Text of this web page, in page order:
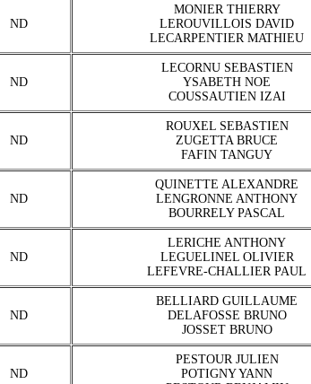
ND
MONIER THIERRY
LEROUVILLOIS DAVID
LECARPENTIER MATHIEU
ND
LECORNU SEBASTIEN
YSABETH NOE
COUSSAUTIEN IZAI
ND
ROUXEL SEBASTIEN
ZUGETTA BRUCE
FAFIN TANGUY
ND
QUINETTE ALEXANDRE
LENGRONNE ANTHONY
BOURRELY PASCAL
ND
LERICHE ANTHONY
LEGUELINEL OLIVIER
LEFEVRE-CHALLIER PAUL
ND
BELLIARD GUILLAUME
DELAFOSSE BRUNO
JOSSET BRUNO
ND
PESTOUR JULIEN
POTIGNY YANN